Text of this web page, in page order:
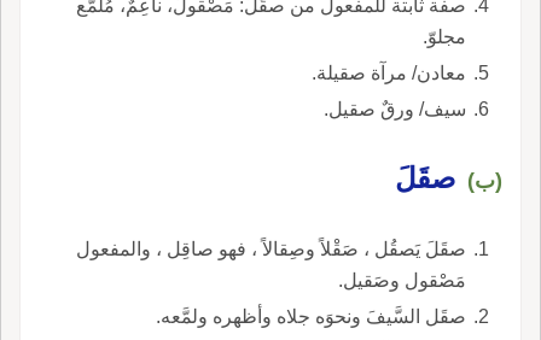
صفة ثابتة للمفعول من صقَلَ: مَصْقولٌ، ناعِمٌ، مُلمَّع
مجلوّ.
معادن/ مرآة صقيلة.
سيف/ ورقٌ صقيل.
(ب) صقَلَ
صقَلَ يَصقُل ، صَقْلاً وصِقالاً ، فهو صاقِل ، والمفعول
مَصْقول وصَقيل.
صقَل السَّيفَ ونحوَه جلاه وأظهره ولمَّعه.